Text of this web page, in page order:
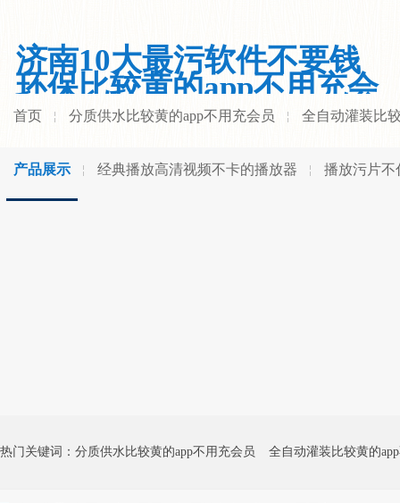
济南10大最污软件不要钱
环保比较黄的app不用充会
员有限公司
首页 分质供水比较黄的app不用充会员 全自动灌装比
产品展示 经典播放高清视频不卡的播放器 播放污片不
热门关键词： 分质供水比较黄的app不用充会员 全自动灌装比较黄的